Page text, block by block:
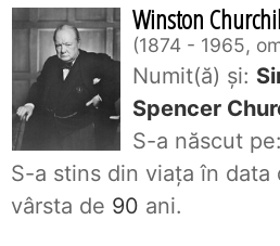
Winston
1874 - 1965,
Numit(ă) și:
Spencer
S-a născut pe:
S-a stins din viaţa în data
vârsta de 90 ani.